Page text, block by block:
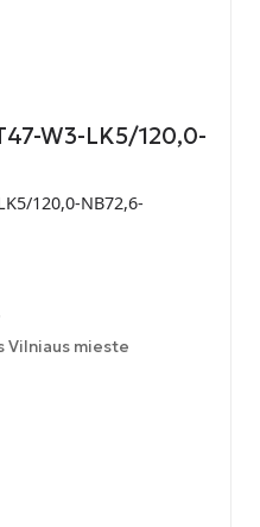
W3-LK5/120,0-
120,0-NB72,6-
Vilniaus mieste